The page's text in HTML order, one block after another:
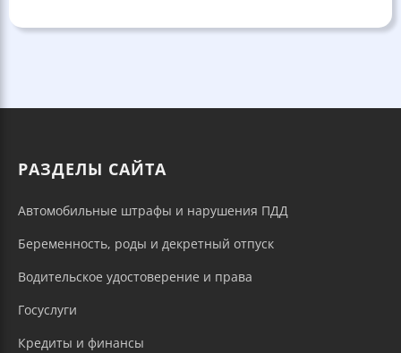
РАЗДЕЛЫ САЙТА
Автомобильные штрафы и нарушения ПДД
Беременность, роды и декретный отпуск
Водительское удостоверение и права
Госуслуги
Кредиты и финансы